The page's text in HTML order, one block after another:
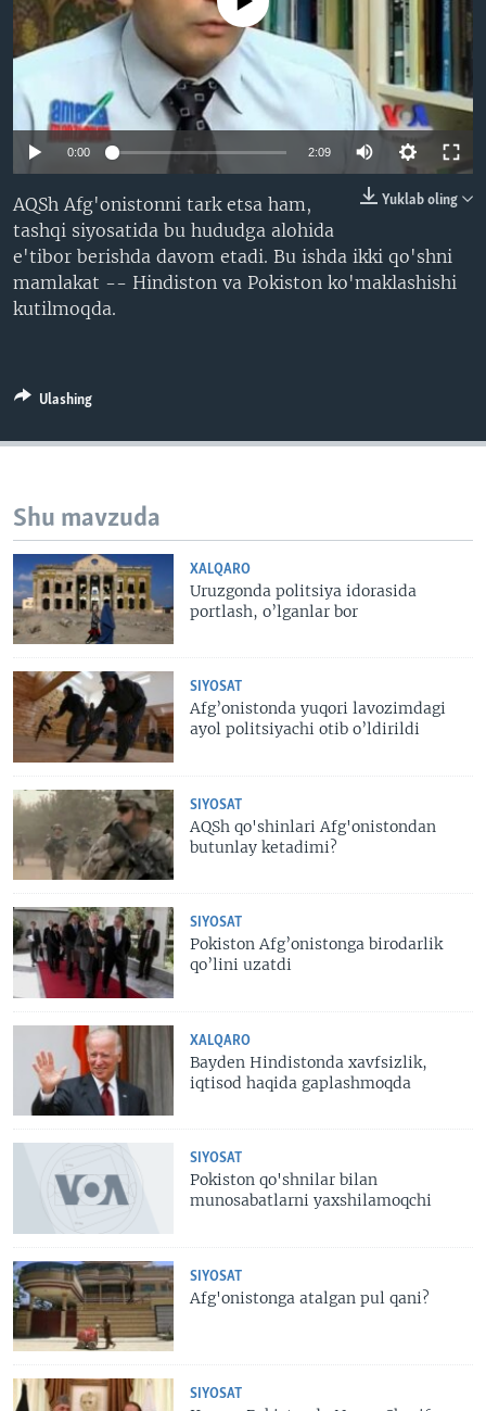
VIDEO
XABARLAR SURATLARDA
ODNOKLASSNIKI
TELEGRAM
TWITTER
SOUNDCLOUD
0:00 2:09
Yuklab oling
AQSh Afg'onistonni tark etsa ham,
tashqi siyosatida bu hududga alohida
e'tibor berishda davom etadi. Bu ishda ikki qo'shni
mamlakat -- Hindiston va Pokiston ko'maklashishi
kutilmoqda.
Ulashing
Shu mavzuda
XALQARO
Uruzgonda politsiya idorasida
portlash, o’lganlar bor
SIYOSAT
Afg’onistonda yuqori lavozimdagi
ayol politsiyachi otib o’ldirildi
SIYOSAT
AQSh qo'shinlari Afg'onistondan
butunlay ketadimi?
SIYOSAT
Pokiston Afg’onistonga birodarlik
qo’lini uzatdi
XALQARO
Bayden Hindistonda xavfsizlik,
iqtisod haqida gaplashmoqda
SIYOSAT
Pokiston qo'shnilar bilan
munosabatlarni yaxshilamoqchi
SIYOSAT
Afg'onistonga atalgan pul qani?
SIYOSAT